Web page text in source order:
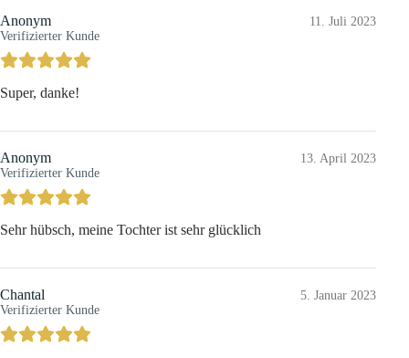
Anonym
Verifizierter Kunde
11. Juli 2023
Super, danke!
Anonym
Verifizierter Kunde
13. April 2023
Sehr hübsch, meine Tochter ist sehr glücklich
Chantal
Verifizierter Kunde
5. Januar 2023